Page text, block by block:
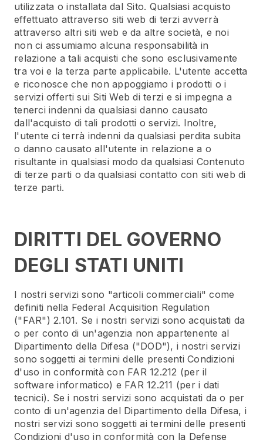
utilizzata o installata dal Sito. Qualsiasi acquisto
effettuato attraverso siti web di terzi avverrà
attraverso altri siti web e da altre società, e noi
non ci assumiamo alcuna responsabilità in
relazione a tali acquisti che sono esclusivamente
tra voi e la terza parte applicabile. L'utente accetta
e riconosce che non appoggiamo i prodotti o i
servizi offerti sui Siti Web di terzi e si impegna a
tenerci indenni da qualsiasi danno causato
dall'acquisto di tali prodotti o servizi. Inoltre,
l'utente ci terrà indenni da qualsiasi perdita subita
o danno causato all'utente in relazione a o
risultante in qualsiasi modo da qualsiasi Contenuto
di terze parti o da qualsiasi contatto con siti web di
terze parti.
DIRITTI DEL GOVERNO
DEGLI STATI UNITI
I nostri servizi sono "articoli commerciali" come
definiti nella Federal Acquisition Regulation
("FAR") 2.101. Se i nostri servizi sono acquistati da
o per conto di un'agenzia non appartenente al
Dipartimento della Difesa ("DOD"), i nostri servizi
sono soggetti ai termini delle presenti Condizioni
d'uso in conformità con FAR 12.212 (per il
software informatico) e FAR 12.211 (per i dati
tecnici). Se i nostri servizi sono acquistati da o per
conto di un'agenzia del Dipartimento della Difesa, i
nostri servizi sono soggetti ai termini delle presenti
Condizioni d'uso in conformità con la Defense